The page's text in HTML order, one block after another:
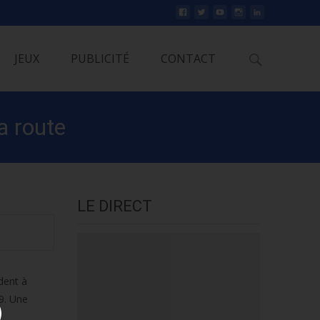
JEUX PUBLICITÉ CONTACT
route
à
Une
LE DIRECT